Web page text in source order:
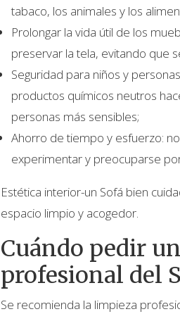
tabaco, los animales y los
Prolongar la vida útil de los
preservar la tela, evitando que
Seguridad para niños y
productos químicos neutros
personas más sensibles;
Ahorro de tiempo y esfuerzo:
experimentar y preocuparse
Estética interior-un Sofá bien
espacio limpio y acogedor.
Cuándo pedir
profesional del
Se recomienda la limpieza